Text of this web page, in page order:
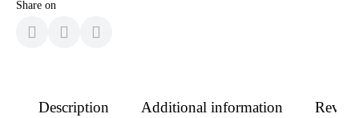
Share on
Description Additional information